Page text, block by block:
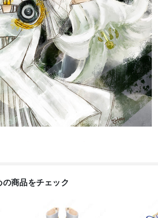
商品をチェック